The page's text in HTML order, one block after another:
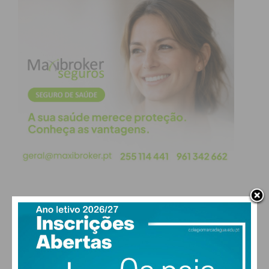
Imediato
Assine nossa newsletter por e-mail e
obtenha de forma regular a informação
atualizada.
Eu li e concordo com os
termos e